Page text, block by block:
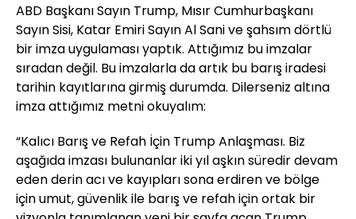
ABD Başkanı Sayın Trump, Mısır Cumhurbaşkanı
Sayın Sisi, Katar Emiri Sayın Al Sani ve şahsım dörtlü
bir imza uygulaması yaptık. Attığımız bu imzalar
sıradan değil. Bu imzalarla da artık bu barış iradesi
tarihin kayıtlarına girmiş durumda. Dilerseniz altına
imza attığımız metni okuyalım:
“Kalıcı Barış ve Refah İçin Trump Anlaşması. Biz
aşağıda imzası bulunanlar iki yıl aşkın süredir devam
eden derin acı ve kayıpları sona erdiren ve bölge
için umut, güvenlik ile barış ve refah için ortak bir